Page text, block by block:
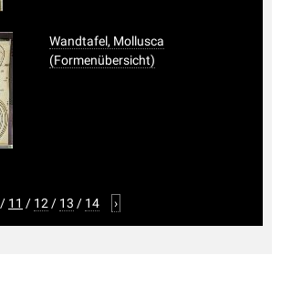
Wandtafel, Mollusca
(Formenübersicht)
/ 11 / 12 / 13 / 14 ›